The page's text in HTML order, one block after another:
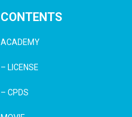
CONTENTS
ACADEMY
– LICENSE
– CPDS